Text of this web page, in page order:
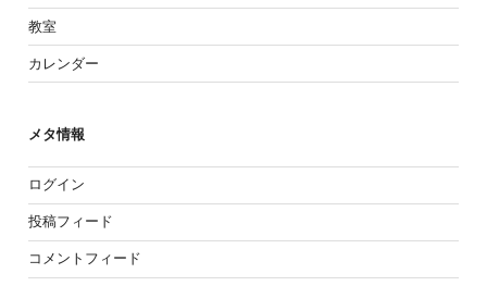
教室
カレンダー
メタ情報
ログイン
投稿フィード
コメントフィード